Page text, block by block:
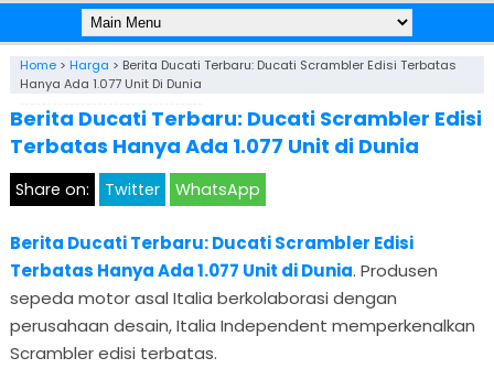
Home> Harga > Berita Ducati Terbaru: Ducati Scrambler Edisi Terbatas
Hanya Ada 1.077 Unit Di Dunia
Berita Ducati Terbaru: Ducati Scrambler Edisi
Terbatas Hanya Ada 1.077 Unit di Dunia
Share on: Twitter WhatsApp
Berita Ducati Terbaru: Ducati Scrambler Edisi
Terbatas Hanya Ada 1.077 Unit di Dunia. Produsen
sepeda motor asal Italia berkolaborasi dengan
perusahaan desain, Italia Independent memperkenalkan
Scrambler edisi terbatas.